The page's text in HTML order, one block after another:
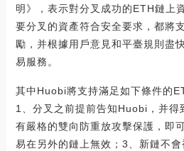
明》，表示對分叉成功的ETH鏈上
要分叉的資產符合安全要求，都將
勵，并根據用戶意見和平臺規則盡
易服務。
其中Huobi將支持滿足如下條件的
1、分叉之前提前告知Huobi，并得
有嚴格的雙向防重放攻擊保護，即
易在另外的鏈上無效；3、新鏈不會